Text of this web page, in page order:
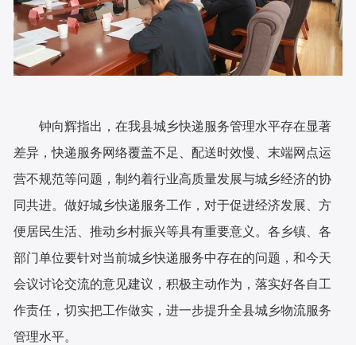
钟向辉指出，在我县城乡快递服务管理水平存在显著
差异，快递服务网络覆盖不足、配送时效慢、末端网点运
营不规范等问题，制约着行业高质量发展与城乡经济的协
同共进。做好城乡快递服务工作，对于促进经济发展、方
便居民生活、推动乡村振兴等具有重要意义。各乡镇、各
部门单位要针对当前城乡快递服务中存在的问题，和今天
会议讨论交流的意见建议，积极主动作为，落实好各自工
作责任，切实把工作做实，进一步提升全县城乡物流服务
管理水平。